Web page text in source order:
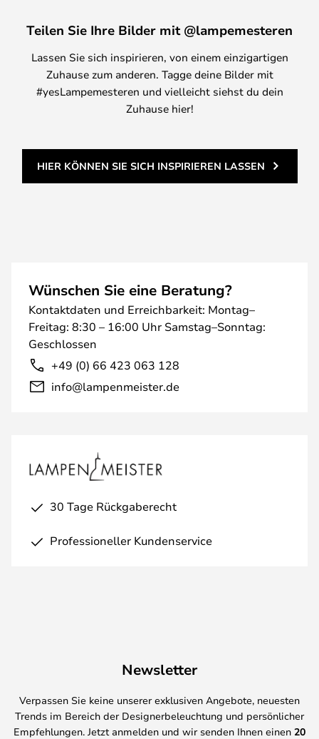
Teilen Sie Ihre Bilder mit @lampemesteren
Lassen Sie sich inspirieren, von einem einzigartigen
Zuhause zum anderen. Tagge deine Bilder mit
#yesLampemesteren und vielleicht siehst du dein
Zuhause hier!
HIER KÖNNEN SIE SICH INSPIRIEREN LASSEN
Wünschen Sie eine Beratung?
Kontaktdaten und Erreichbarkeit: Montag–
Freitag: 8:30 – 16:00 Uhr Samstag–Sonntag:
Geschlossen
+49 (0) 66 423 063 128
info@lampenmeister.de
30 Tage Rückgaberecht
Professioneller Kundenservice
Newsletter
Verpassen Sie keine unserer exklusiven Angebote, neuesten
Trends im Bereich der Designerbeleuchtung und persönlicher
Empfehlungen. Jetzt anmelden und wir senden Ihnen einen 20